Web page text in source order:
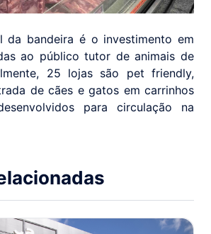
da bandeira é o investimento em
ao público tutor de animais de
25 lojas são pet friendly,
de cães e gatos em carrinhos
para circulação na